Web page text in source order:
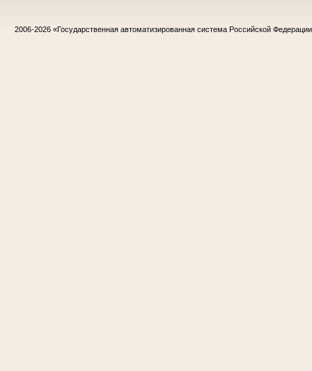
2006-2026 «Государственная автоматизированная система Российской